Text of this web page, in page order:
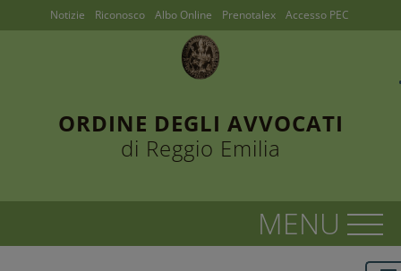
ORDINE DEGLI AVVOCATI
di Reggio Emilia
Notizie Riconosco Albo Online Prenotalex Accesso PEC